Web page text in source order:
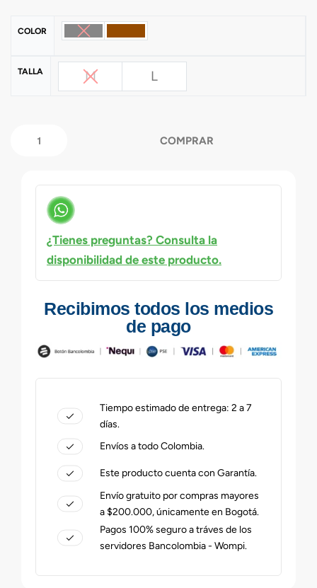
COLOR
TALLA M L
COMPRAR
¿Tienes preguntas? Consulta la
disponibilidad de este producto.
Recibimos todos los medios
de pago
Tiempo estimado de entrega: 2 a 7
días.
Envíos a todo Colombia.
Este producto cuenta con Garantía.
Envío gratuito por compras mayores
a $200.000, únicamente en Bogotá.
Pagos 100% seguro a tráves de los
servidores Bancolombia - Wompi.